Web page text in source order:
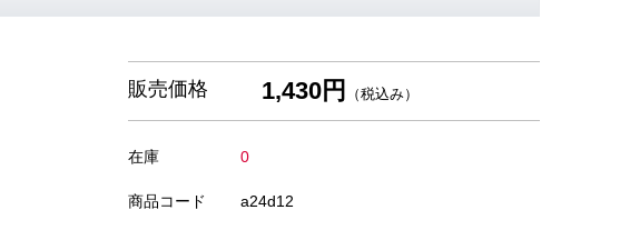
販売価格 1,430円 （税込み）
在庫 0
商品コード a24d12